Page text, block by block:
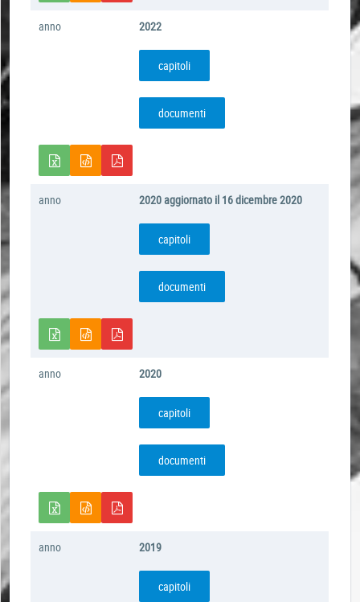
anno 2022
capitoli
documenti
anno 2020 aggiornato il 16 dicembre 2020
capitoli
documenti
anno 2020
capitoli
documenti
anno 2019
capitoli